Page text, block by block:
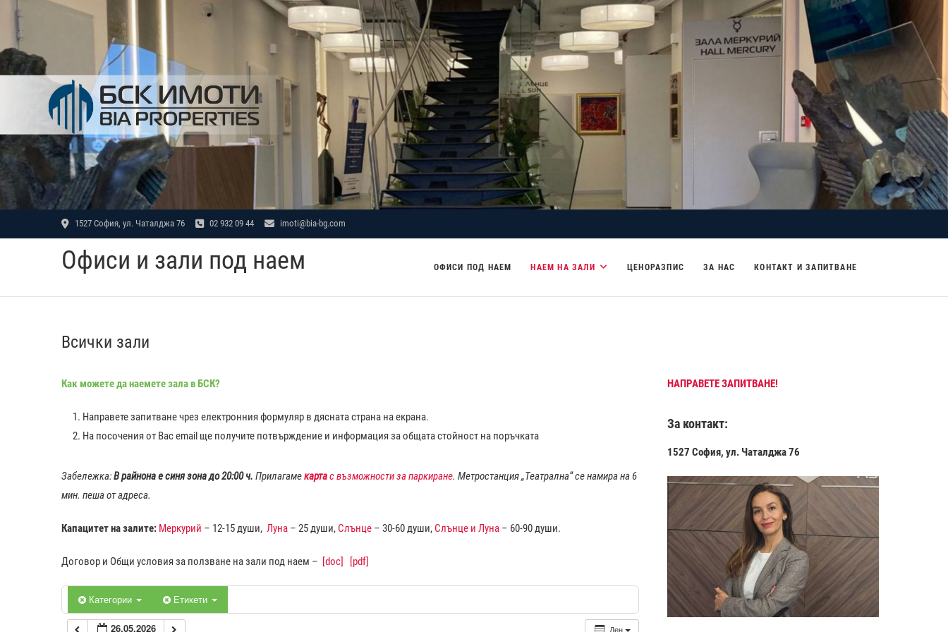
Skip
content
1527 София, ул. Чаталджа 76 02 932 09 44 imoti@bia-bg.com
Офиси и зали под наем ОФИСИ ПОД НАЕМ НАЕМ НА ЗАЛИ ЦЕНОРАЗПИС ЗА НАС КОНТАКТ И ЗАПИТВАНЕ
Всички зали
Как можете да наемете зала в БСК?
Направете запитване чрез електронния формуляр в дясната страна на екрана.
На посочения от Вас еmail ще получите потвърждение и информация за общата стойност на поръчката
Забележка:В райнона е синя зона до 20:00 ч. Прилагамекартас възможности за паркиране. Метростанция „Театрална“ се намира на 6
мин. пеша от адреса.
Капацитет на залите: Меркурий – 12-15 души, Луна – 25 души, Слънце – 30-60 души, Слънце и Луна – 60-90 души.
Договор и Общи условия за ползване на зали под наем – [doc] [pdf]
Категории Етикети
Ден
26.05.2026
0:00
1:00 НАПРАВЕТЕ ЗАПИТВАНЕ!
За контакт:
1527 София, ул. Чаталджа 76